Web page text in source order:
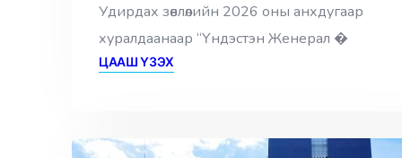
Удирдах зөвлөлийн 2026 оны анхдугаар
хуралдаанаар “Үндэстэн Женерал �
ЦААШ ҮЗЭХ